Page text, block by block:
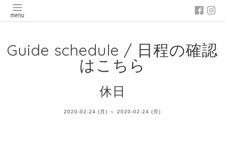
Guide schedule / 日程の確認
はこちら
休日
2020-02-24 (月) ～ 2020-02-24 (月)